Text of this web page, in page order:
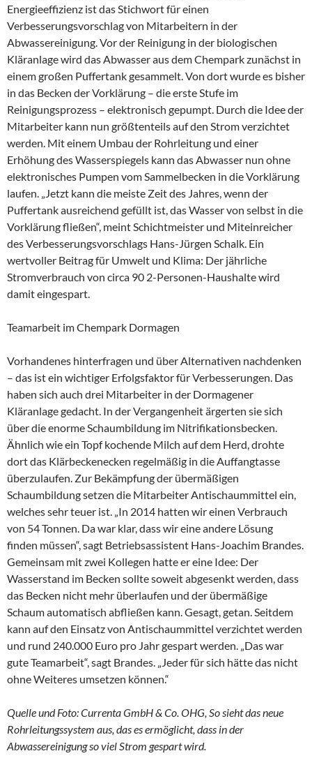
Energieeffizienz ist das Stichwort für einen
Verbesserungsvorschlag von Mitarbeitern in der
Abwassereinigung. Vor der Reinigung in der biologischen
Kläranlage wird das Abwasser aus dem Chempark zunächst in
einem großen Puffertank gesammelt. Von dort wurde es bisher
in das Becken der Vorklärung – die erste Stufe im
Reinigungsprozess – elektronisch gepumpt. Durch die Idee der
Mitarbeiter kann nun größtenteils auf den Strom verzichtet
werden. Mit einem Umbau der Rohrleitung und einer
Erhöhung des Wasserspiegels kann das Abwasser nun ohne
elektronisches Pumpen vom Sammelbecken in die Vorklärung
laufen. „Jetzt kann die meiste Zeit des Jahres, wenn der
Puffertank ausreichend gefüllt ist, das Wasser von selbst in die
Vorklärung fließen“, meint Schichtmeister und Miteinreicher
des Verbesserungsvorschlags Hans-Jürgen Schalk. Ein
wertvoller Beitrag für Umwelt und Klima: Der jährliche
Stromverbrauch von circa 90 2-Personen-Haushalte wird
damit eingespart.
Teamarbeit im Chempark Dormagen
Vorhandenes hinterfragen und über Alternativen nachdenken
– das ist ein wichtiger Erfolgsfaktor für Verbesserungen. Das
haben sich auch drei Mitarbeiter in der Dormagener
Kläranlage gedacht. In der Vergangenheit ärgerten sie sich
über die enorme Schaumbildung im Nitrifikationsbecken.
Ähnlich wie ein Topf kochende Milch auf dem Herd, drohte
dort das Klärbeckenecken regelmäßig in die Auffangtasse
überzulaufen. Zur Bekämpfung der übermäßigen
Schaumbildung setzen die Mitarbeiter Antischaummittel ein,
welches sehr teuer ist. „In 2014 hatten wir einen Verbrauch
von 54 Tonnen. Da war klar, dass wir eine andere Lösung
finden müssen“, sagt Betriebsassistent Hans-Joachim Brandes.
Gemeinsam mit zwei Kollegen hatte er eine Idee: Der
Wasserstand im Becken sollte soweit abgesenkt werden, dass
das Becken nicht mehr überlaufen und der übermäßige
Schaum automatisch abfließen kann. Gesagt, getan. Seitdem
kann auf den Einsatz von Antischaummittel verzichtet werden
und rund 240.000 Euro pro Jahr gespart werden. „Das war
gute Teamarbeit“, sagt Brandes. „Jeder für sich hätte das nicht
ohne Weiteres umsetzen können.“
Quelle und Foto: Currenta GmbH & Co. OHG, So sieht das neue
Rohrleitungssystem aus, das es ermöglicht, dass in der
Abwassereinigung so viel Strom gespart wird.